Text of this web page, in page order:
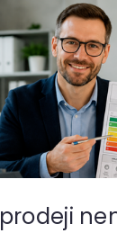
prodeji